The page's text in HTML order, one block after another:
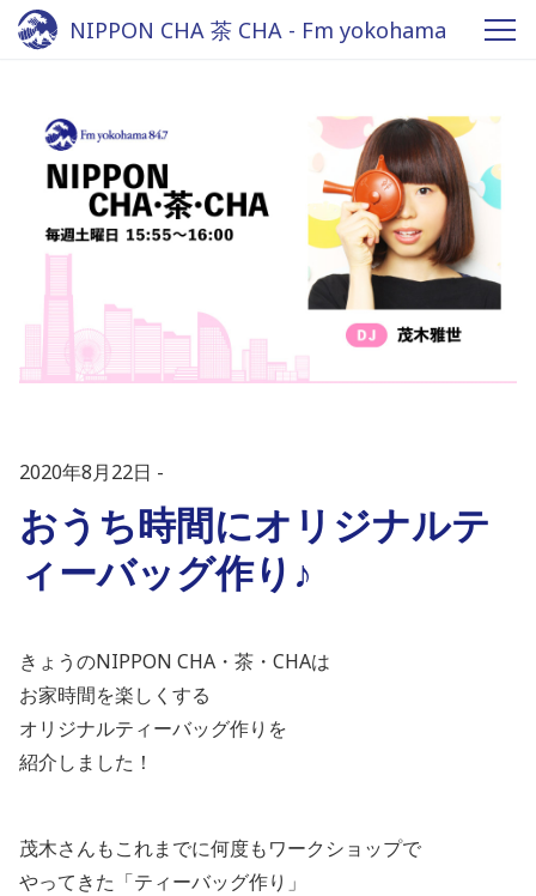
NIPPON CHA 茶 CHA - Fm yokohama
2020年8月22日
おうち時間にオリジナルテ
ィーバッグ作り♪
きょうのNIPPON CHA ・茶・ CHAは
お家時間を楽しくする
オリジナルティーバッグ作りを
紹介しました！
茂木さんもこれまでに何度もワークショップで
やってきた「ティーバッグ作り」